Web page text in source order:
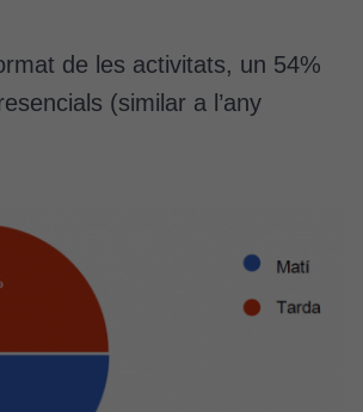
de les activitats, un 54%
(similar a l’any